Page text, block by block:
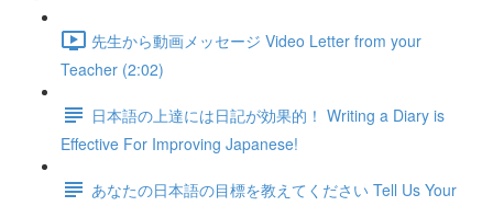
先生から動画メッセージ Video Letter from your
Teacher (2:02)
日本語の上達には日記が効果的！ Writing a Diary is
Effective For Improving Japanese!
あなたの日本語の目標を教えてください Tell Us Your